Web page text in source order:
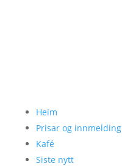
Heim
Prisar og innmelding
Kafé
Siste nytt